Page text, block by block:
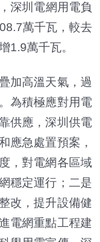
深圳電網用電負
萬千瓦，較去
1.9萬千瓦。
加高溫天氣，過
為積極應對用電
供應，深圳供電
應急處置預案，
，對電網各區域
穩定運行；二是
改，提升設備健
電網重點工程建